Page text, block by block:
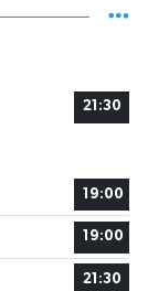
21:30
19:00
19:00
21:30